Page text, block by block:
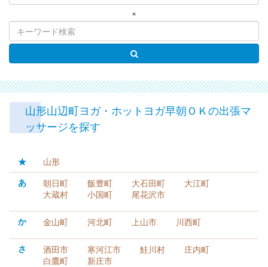
×
山形山辺町ヨガ・ホットヨガ早朝ＯＫの出張マ
ッサージを探す
★
山形
あ
朝日町 飯豊町 大石田町
大江町
大蔵村
小国町 尾花沢市
か 金山町 河北町 上山市 川西町
さ 酒田市 寒河江市 鮭川村
庄内町
白鷹町
新庄市